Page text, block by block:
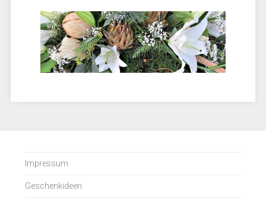
Impressum
Geschenkideen